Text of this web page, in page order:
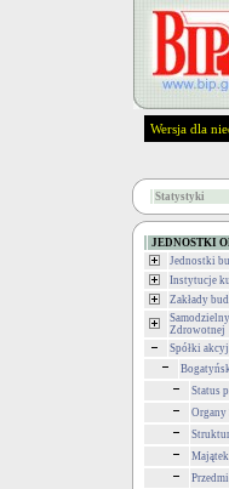
Wersja dla
Statystyki
JEDNOSTKI
Jednostki
Instytucje
Zakłady
Zdrowotnej
Spółki
Status
Organy
Majątek